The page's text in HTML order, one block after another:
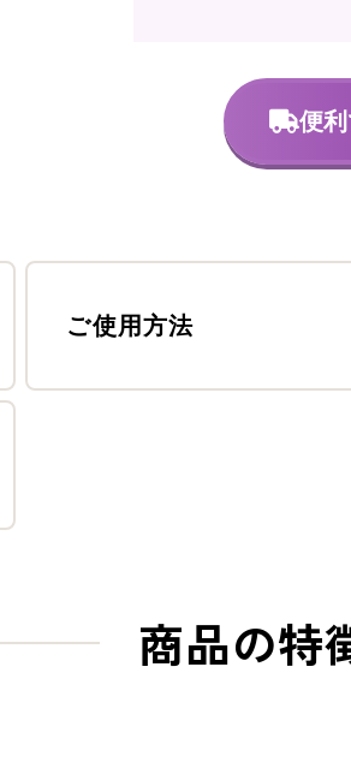
便
ご使用方法
商品の特